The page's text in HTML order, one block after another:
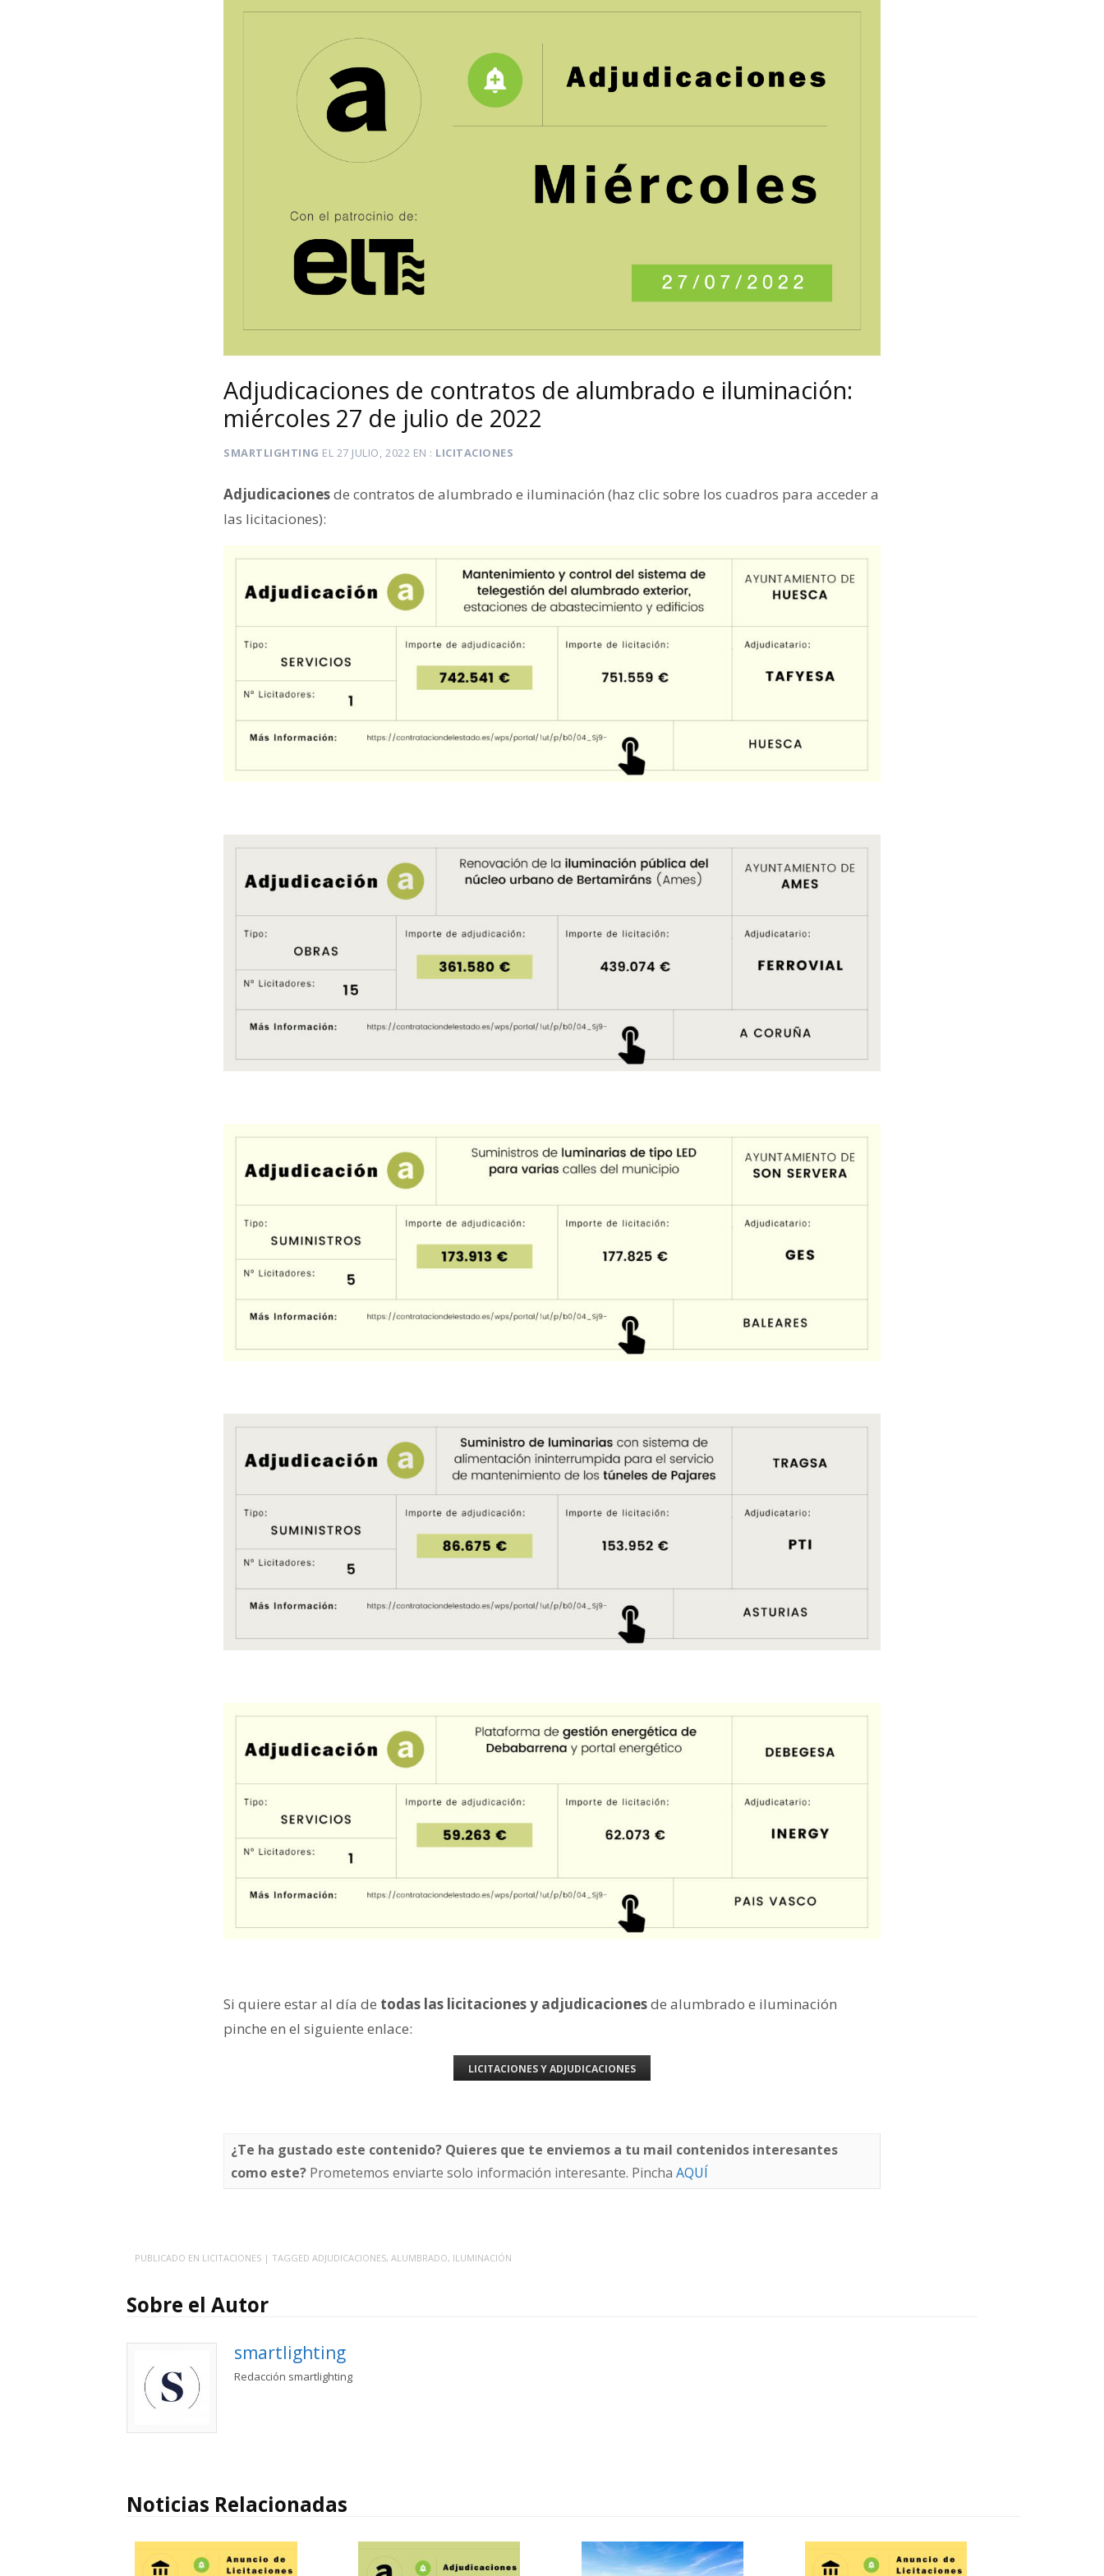
Adjudicaciones de contratos de alumbrado e iluminación:
miércoles 27 de julio de 2022
SMARTLIGHTING EL 27 JULIO, 2022 EN LICITACIONES
Adjudicacionesde contratos de alumbrado e iluminación (haz clic sobre los cuadros para acceder a
las licitaciones):
Si quiere estar al día de todas las licitaciones y adjudicacionesde alumbrado e iluminación
pinche en el siguiente enlace:
LICITACIONES Y ADJUDICACIONES
¿Te ha gustado este contenido? Quieres que te enviemos a tu mail contenidos interesantes
como este? Prometemos enviarte solo información interesante. Pincha AQUÍ
PUBLICADO EN LICITACIONES | TAGGED ADJUDICACIONES, ALUMBRADO, ILUMINACIÓN
Sobre el Autor
smartlighting
Redacción smartlighting
Noticias Relacionadas